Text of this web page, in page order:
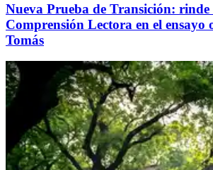
Nueva Prueba de Transición: rinde
Comprensión Lectora en el ensayo
Tomás